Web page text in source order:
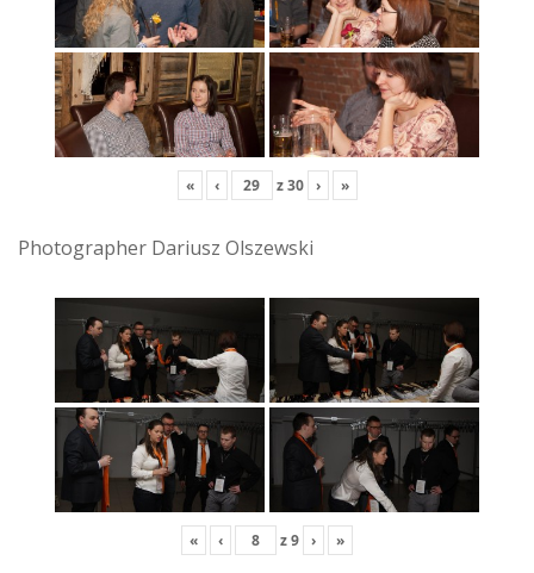
« ‹ z30 › »
Photographer Dariusz Olszewski
« ‹ z9 › »